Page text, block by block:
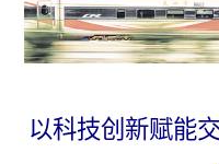
以科技创新赋能